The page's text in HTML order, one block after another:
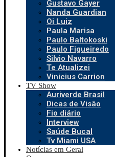
Gustavo Gayer
Nanda Guardian
Oi Luiz
Paula Marisa
Paulo Baltokoski
Paulo Figueiredo
Silvio Navarro
Te Atualizei
Vinicius Carrion
TV Show
Auriverde Brasil
Dicas de Visão
Fio diário
Interview
Saúde Bucal
Tv Miami USA
Notícias em Geral